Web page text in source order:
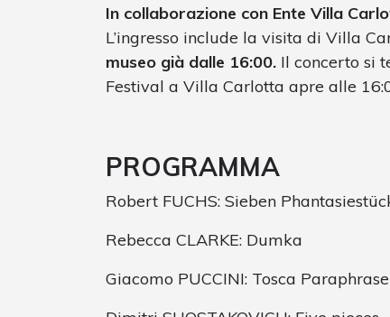
In collaborazione con Ente Villa
L’ingresso include la visita di Villa
museo già dalle 16:00. Il concerto si
Festival a Villa Carlotta apre alle
PROGRAMMA
Robert FUCHS: Sieben
Rebecca CLARKE: Dumka
Giacomo PUCCINI: Tosca Paraphrase